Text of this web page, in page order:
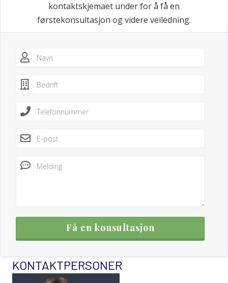
kontaktskjemaet under for å få en
førstekonsultasjon og videre veiledning.
NAVN
BEDRIFT
TELEFONNUMMER
E-POST
MELDING
KONTAKTPERSONER